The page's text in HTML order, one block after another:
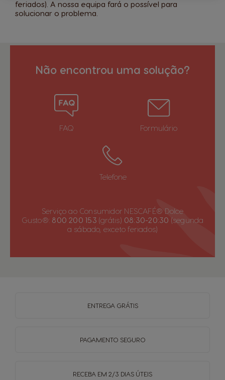
feriados). A nossa equipa fará o possível para
solucionar o problema.
Não encontrou uma solução?
FAQ Formulário
Telefone
Serviço ao Consumidor NESCAFÉ® Dolce
Gusto®: 800 200 153 (grátis) 08:30-20:30 (segunda
a sábado, exceto feriados)
ENTREGA GRÁTIS
PAGAMENTO SEGURO
RECEBA EM 2/3 DIAS ÚTEIS